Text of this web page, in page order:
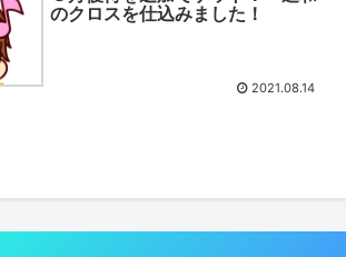
のクロスを仕込みました！
2021.08.14